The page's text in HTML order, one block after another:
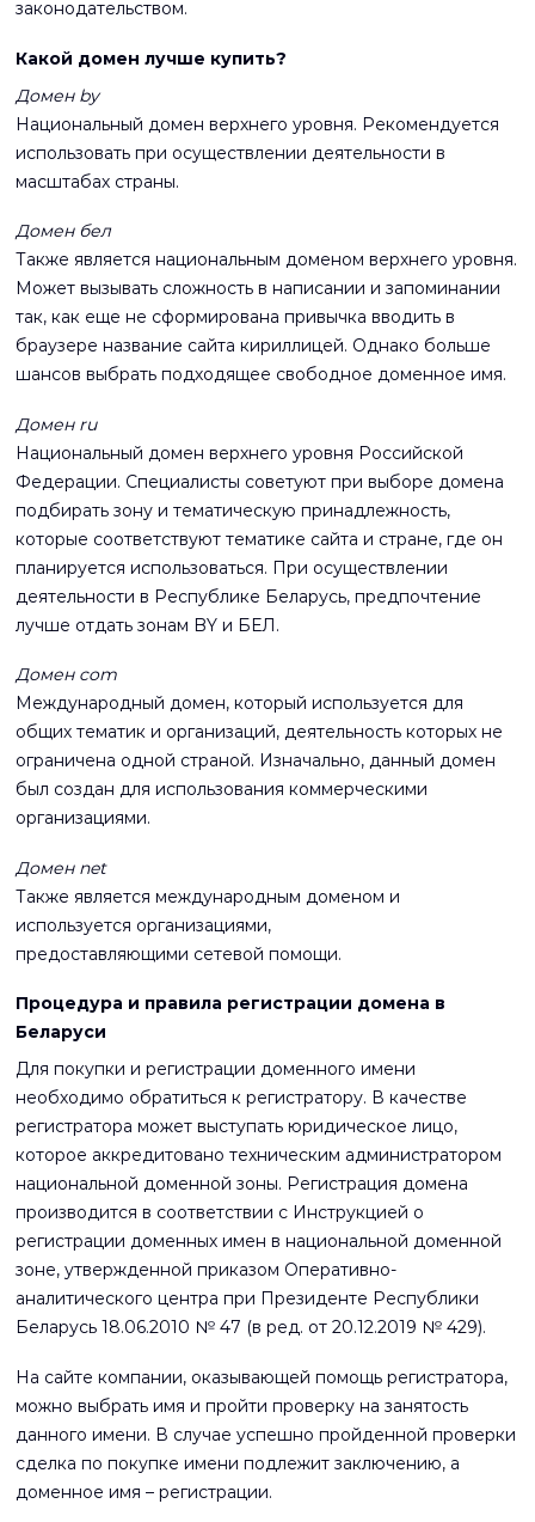
законодательством.
Какой домен лучше купить?
Домен by
Национальный домен верхнего уровня. Рекомендуется
использовать при осуществлении деятельности в
масштабах страны.
Домен бел
Также является национальным доменом верхнего уровня.
Может вызывать сложность в написании и запоминании
так, как еще не сформирована привычка вводить в
браузере название сайта кириллицей. Однако больше
шансов выбрать подходящее свободное доменное имя.
Домен ru
Национальный домен верхнего уровня Российской
Федерации. Специалисты советуют при выборе домена
подбирать зону и тематическую принадлежность,
которые соответствуют тематике сайта и стране, где он
планируется использоваться. При осуществлении
деятельности в Республике Беларусь, предпочтение
лучше отдать зонам BY и БЕЛ.
Домен com
Международный домен, который используется для
общих тематик и организаций, деятельность которых не
ограничена одной страной. Изначально, данный домен
был создан для использования коммерческими
организациями.
Домен net
Также является международным доменом и
используется организациями,
предоставляющими сетевой помощи.
Процедура и правила регистрации домена в
Беларуси
Для покупки и регистрации доменного имени
необходимо обратиться к регистратору. В качестве
регистратора может выступать юридическое лицо,
которое аккредитовано техническим администратором
национальной доменной зоны. Регистрация домена
производится в соответствии с Инструкцией о
регистрации доменных имен в национальной доменной
зоне, утвержденной приказом Оперативно-
аналитического центра при Президенте Республики
Беларусь 18.06.2010 № 47 (в ред. от 20.12.2019 № 429).
На сайте компании, оказывающей помощь регистратора,
можно выбрать имя и пройти проверку на занятость
данного имени. В случае успешно пройденной проверки
сделка по покупке имени подлежит заключению, а
доменное имя – регистрации.